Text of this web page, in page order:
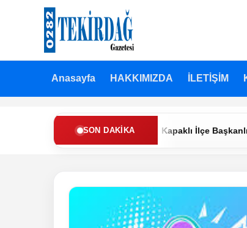
Anasayfa HAKKIMIZDA İLETİŞİM
SON DAKIKA
Refah Partisi’nde Muratlı ve Kapaklı İlçe